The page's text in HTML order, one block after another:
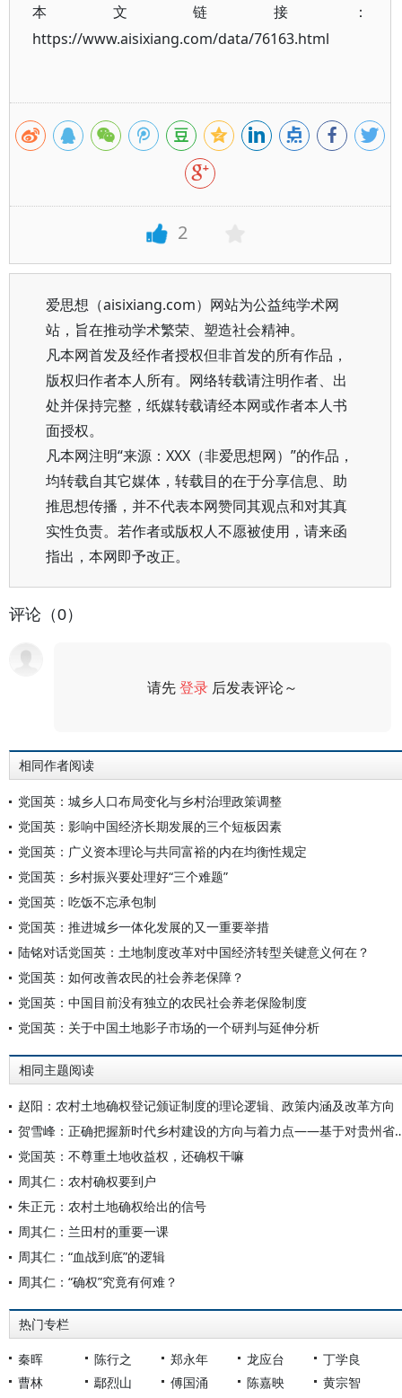
本文链接：
https://www.aisixiang.com/data/76163.html
2
爱思想（aisixiang.com）网站为公益纯学术网
站，旨在推动学术繁荣、塑造社会精神。
凡本网首发及经作者授权但非首发的所有作品，
版权归作者本人所有。网络转载请注明作者、出
处并保持完整，纸媒转载请经本网或作者本人书
面授权。
凡本网注明“来源：XXX（非爱思想网）”的作品，
均转载自其它媒体，转载目的在于分享信息、助
推思想传播，并不代表本网赞同其观点和对其真
实性负责。若作者或版权人不愿被使用，请来函
指出，本网即予改正。
评论（0）
请先登录 后发表评论～
相同作者阅读
党国英：城乡人口布局变化与乡村治理政策调整
党国英：影响中国经济长期发展的三个短板因素
党国英：广义资本理论与共同富裕的内在均衡性规定
党国英：乡村振兴要处理好“三个难题”
党国英：吃饭不忘承包制
党国英：推进城乡一体化发展的又一重要举措
陆铭对话党国英：土地制度改革对中国经济转型关键意义何在？
党国英：如何改善农民的社会养老保障？
党国英：中国目前没有独立的农民社会养老保险制度
党国英：关于中国土地影子市场的一个研判与延伸分析
相同主题阅读
赵阳：农村土地确权登记颁证制度的理论逻辑、政策内涵及改革方向
贺雪峰：正确把握新时代乡村建设的
党国英：不尊重土地收益权，还确权干嘛
周其仁：农村确权要到户
朱正元：农村土地确权给出的信号
周其仁：兰田村的重要一课
周其仁：“血战到底”的逻辑
周其仁：“确权”究竟有何难？
热门专栏
秦晖 陈行之 郑永年 龙应台
丁学良
曹林
鄢烈山 傅国涌 陈嘉映
黄宗智